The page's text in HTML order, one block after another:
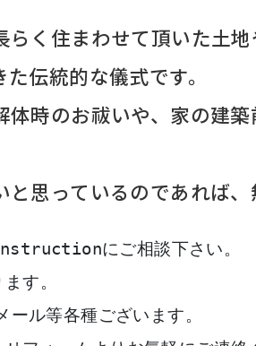
く住まわせて頂いた土
伝統的な儀式です。
時のお祓いや、家の建
思っているのであれば、
にご相談下さい。
す。
ル等各種ございます。